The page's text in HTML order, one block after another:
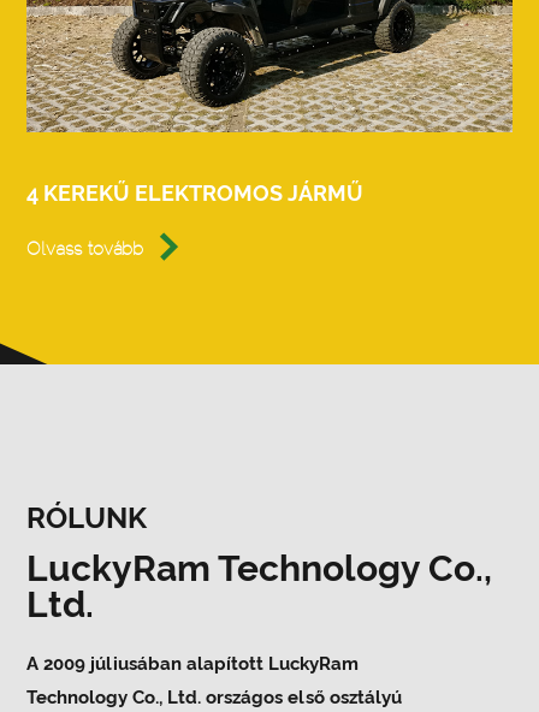
4 KEREKŰ ELEKTROMOS JÁRMŰ
Olvass tovább 
RÓLUNK
LuckyRam Technology Co.,
Ltd.
A 2009 júliusában alapított LuckyRam
Technology Co., Ltd. országos első osztályú